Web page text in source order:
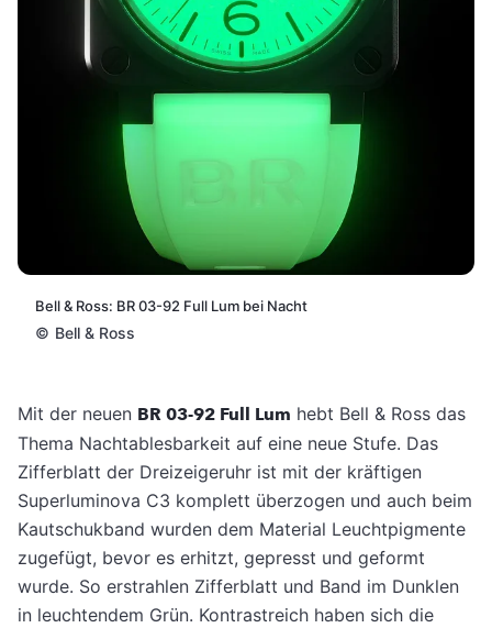
Bell & Ross: BR 03-92 Full Lum bei Nacht
© Bell & Ross
Mit der neuen BR 03-92 Full Lum hebt Bell & Ross das
Thema Nachtablesbarkeit auf eine neue Stufe. Das
Zifferblatt der Dreizeigeruhr ist mit der kräftigen
Superluminova C3 komplett überzogen und auch beim
Kautschukband wurden dem Material Leuchtpigmente
zugefügt, bevor es erhitzt, gepresst und geformt
wurde. So erstrahlen Zifferblatt und Band im Dunklen
in leuchtendem Grün. Kontrastreich haben sich die